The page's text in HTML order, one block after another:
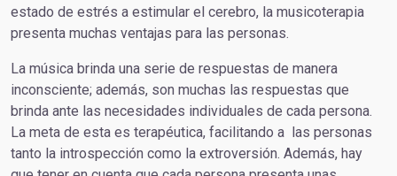
estado de estrés a estimular el cerebro, la musicoterapia
presenta muchas ventajas para las personas.
La música brinda una serie de respuestas de manera
inconsciente; además, son muchas las respuestas que
brinda ante las necesidades individuales de cada persona.
La meta de esta es terapéutica, facilitando a las personas
tanto la introspección como la extroversión. Además, hay